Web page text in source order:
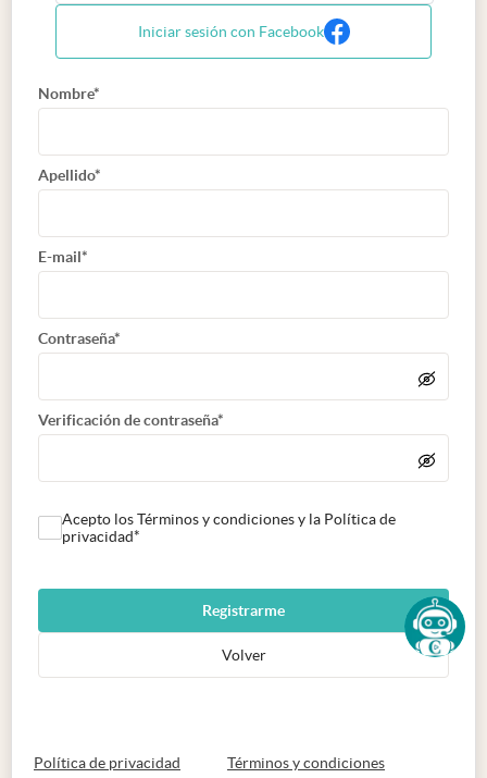
Iniciar sesión con Facebook
Nombre*
Apellido*
E-mail*
Contraseña*
Verificación de contraseña*
Acepto los Términos y condiciones y la Política de
privacidad*
Registrarme
Volver
Política de privacidad abre en nueva pestaña
Términos y condicionesabre en nueva